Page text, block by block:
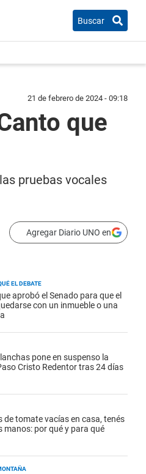
Buscar
21 de febrero de 2024 - 09:18
que
pruebas vocales
Agregar Diario UNO en
EL DEBATE
aprobó el Senado para que el
con un inmueble o una
pone en suspenso la
Cristo Redentor tras 24 días
de tomate vacías en casa, tenés
manos: por qué y para qué